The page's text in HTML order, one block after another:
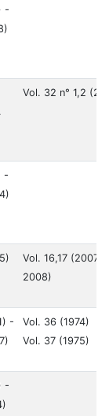
-
Vol. 32 n° 1,2
-
Vol. 16,17 (2007-
2008)
-
Vol. 36 (1974)
Vol. 37 (1975)
-